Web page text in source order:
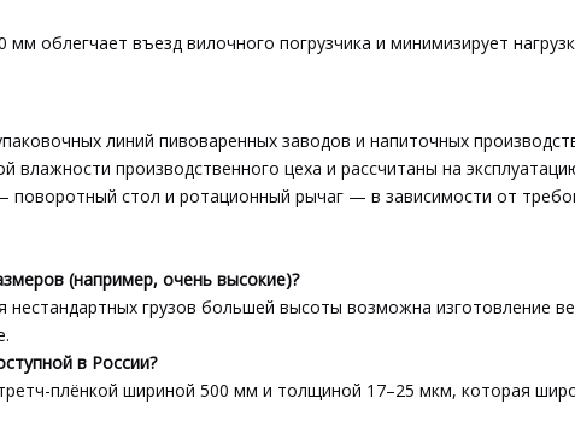
мм облегчает въезд вилочного погрузчика и минимизирует
линий пивоваренных заводов и напиточных
производственного цеха и рассчитаны на
стол и ротационный рычаг — в зависимости от
(например, очень высокие)?
грузов большей высоты возможна изготовление
в России?
плёнкой шириной 500 мм и толщиной 17–25 мкм, которая